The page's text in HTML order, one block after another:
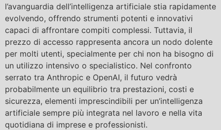
l’avanguardia dell’intelligenza artificiale stia rapidamente
evolvendo, offrendo strumenti potenti e innovativi
capaci di affrontare compiti complessi. Tuttavia, il
prezzo di accesso rappresenta ancora un nodo dolente
per molti utenti, specialmente per chi non ha bisogno di
un utilizzo intensivo o specialistico. Nel confronto
serrato tra Anthropic e OpenAI, il futuro vedrà
probabilmente un equilibrio tra prestazioni, costi e
sicurezza, elementi imprescindibili per un’intelligenza
artificiale sempre più integrata nel lavoro e nella vita
quotidiana di imprese e professionisti.